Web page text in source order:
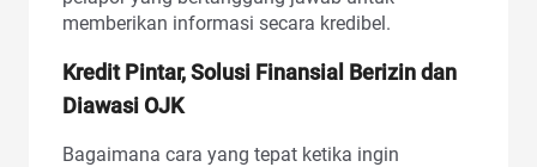
memberikan informasi secara kredibel.
Kredit Pintar, Solusi Finansial Berizin dan
Diawasi OJK
Bagaimana cara yang tepat ketika ingin